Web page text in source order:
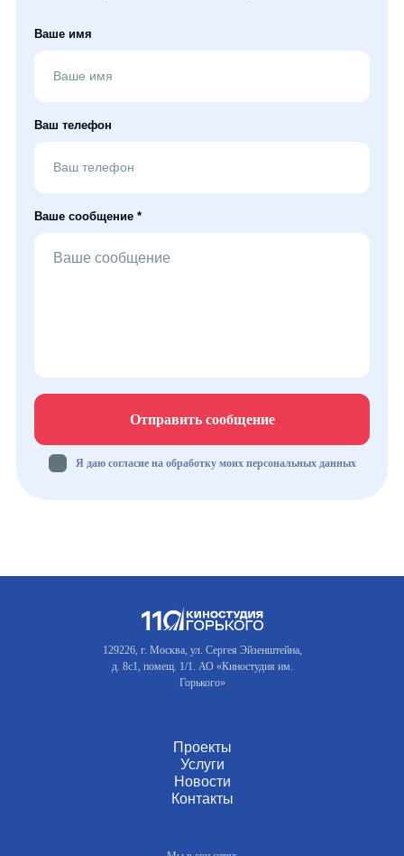
Ваше имя
Ваш телефон
Ваше сообщение *
Отправить сообщение
Я даю согласие на обработку моих персональных данных
129226, г. Москва, ул. Сергея Эйзенштейна,
д. 8с1, помещ. 1/1. АО «Киностудия им.
Горького»
Проекты
Услуги
Новости
Контакты